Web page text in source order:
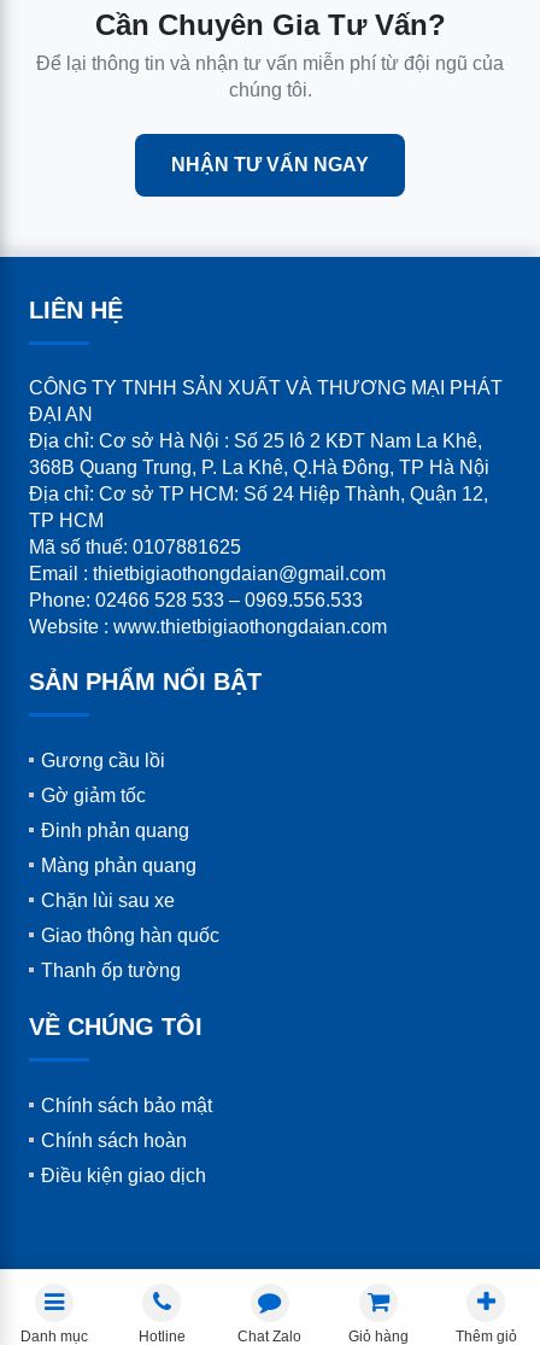
Cần Chuyên Gia Tư Vấn?
Để lại thông tin và nhận tư vấn miễn phí từ đội ngũ của
chúng tôi.
NHẬN TƯ VẤN NGAY
LIÊN HỆ
CÔNG TY TNHH SẢN XUẤT VÀ THƯƠNG MẠI PHÁT
ĐẠI AN
Địa chỉ: Cơ sở Hà Nội : Số 25 lô 2 KĐT Nam La Khê,
368B Quang Trung, P. La Khê, Q.Hà Đông, TP Hà Nội
Địa chỉ: Cơ sở TP HCM: Số 24 Hiệp Thành, Quận 12,
TP HCM
Mã số thuế: 0107881625
Email : thietbigiaothongdaian@gmail.com
Phone: 02466 528 533 – 0969.556.533
Website : www.thietbigiaothongdaian.com
SẢN PHẨM NỔI BẬT
Gương cầu lồi
Gờ giảm tốc
Đinh phản quang
Màng phản quang
Chặn lùi sau xe
Giao thông hàn quốc
Thanh ốp tường
VỀ CHÚNG TÔI
Chính sách bảo mật
Chính sách hoàn
Điều kiện giao dịch
Danh mục Hotline Chat Zalo Giỏ hàng Thêm giỏ